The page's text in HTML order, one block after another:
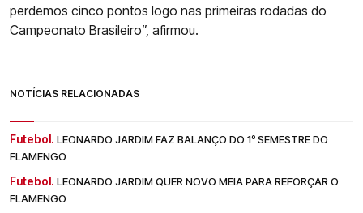
perdemos cinco pontos logo nas primeiras rodadas do
Campeonato Brasileiro”, afirmou.
NOTÍCIAS RELACIONADAS
Futebol. LEONARDO JARDIM FAZ BALANÇO DO 1º SEMESTRE DO
FLAMENGO
Futebol. LEONARDO JARDIM QUER NOVO MEIA PARA REFORÇAR O
FLAMENGO